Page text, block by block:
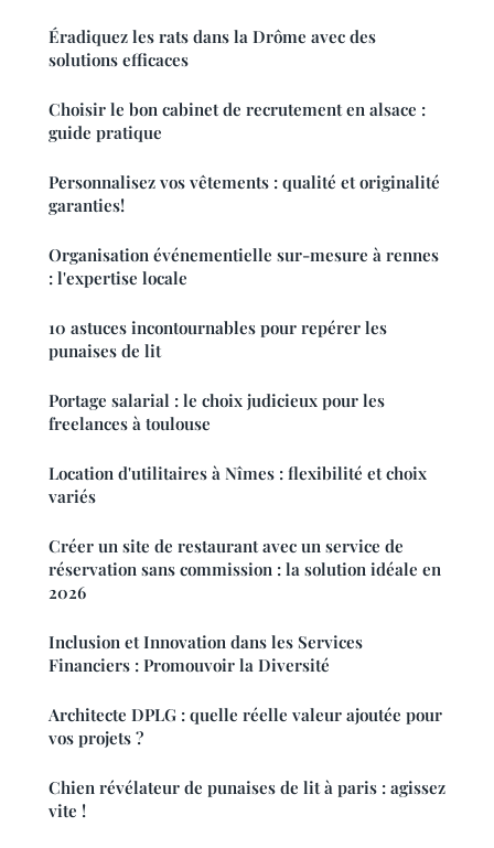
Éradiquez les rats dans la Drôme avec des
solutions efficaces
Choisir le bon cabinet de recrutement en alsace :
guide pratique
Personnalisez vos vêtements : qualité et originalité
garanties!
Organisation événementielle sur-mesure à rennes
: l'expertise locale
10 astuces incontournables pour repérer les
punaises de lit
Portage salarial : le choix judicieux pour les
freelances à toulouse
Location d'utilitaires à Nîmes : flexibilité et choix
variés
Créer un site de restaurant avec un service de
réservation sans commission : la solution idéale en
2026
Inclusion et Innovation dans les Services
Financiers : Promouvoir la Diversité
Architecte DPLG : quelle réelle valeur ajoutée pour
vos projets ?
Chien révélateur de punaises de lit à paris : agissez
vite !